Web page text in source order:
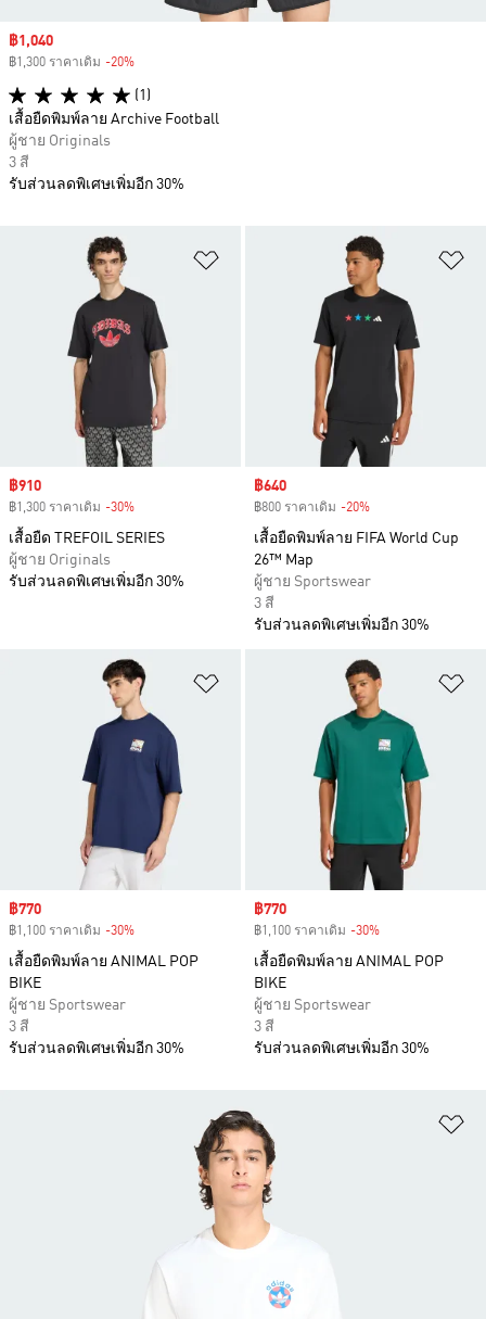
เพิ่มไปยังรายการสินค้าโปรด
Sale price
฿910
฿1,300 ราคาเดิม -30%
เสื้อยืด TREFOIL SERIES
ผู้ชาย Originals
รับส่วนลดพิเศษเพิ่มอีก 30%
Sale price
฿640
฿800 ราคาเดิม -20%
เสื้อยืดพิมพ์ลาย FIFA World Cup
26™ Map
ผู้ชาย Sportswear
3 สี
รับส่วนลดพิเศษเพิ่มอีก 30%
เพิ่มไปยังรายการสินค้าโปรด
Sale price
฿770
฿1,100 ราคาเดิม -30%
เสื้อยืดพิมพ์ลาย ANIMAL POP
BIKE
ผู้ชาย Sportswear
3 สี
รับส่วนลดพิเศษเพิ่มอีก 30%
Sale price
฿770
฿1,100 ราคาเดิม -30%
เสื้อยืดพิมพ์ลาย ANIMAL POP
BIKE
ผู้ชาย Sportswear
3 สี
รับส่วนลดพิเศษเพิ่มอีก 30%
Sale price
฿1,040
฿1,300 ราคาเดิม -20%
(1)
เสื้อยืดพิมพ์ลาย Archive Football
ผู้ชาย Originals
3 สี
รับส่วนลดพิเศษเพิ่มอีก 30%